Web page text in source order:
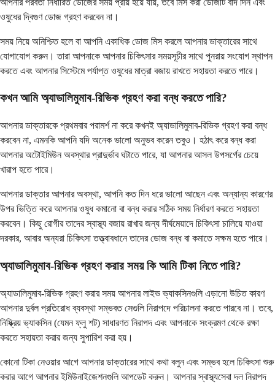
ওষুধের দ্বিগুণ ডোজ গ্রহণ করবেন না।
সময় নিয়ে অনিশ্চিত হলে বা আপনি একাধিক ডোজ মিস করলে আপনার ডাক্তারের সাথে
যোগাযোগ করুন। তারা আপনাকে আপনার চিকিৎসার সময়সূচীর সাথে পুনরায় সংযোগ স্থাপন
করতে এবং আপনার সিস্টেমে পর্যাপ্ত ওষুধের মাত্রা বজায় রাখতে সহায়তা করতে পারে।
কখন আমি অ্যাডালিমুমাব-রিভিক গ্রহণ করা বন্ধ করতে পারি?
আপনার ডাক্তারকে প্রথমবার পরামর্শ না করে কখনই অ্যাডালিমুমাব-রিভিক গ্রহণ করা বন্ধ
করবেন না, এমনকি আপনি যদি অনেক ভালো অনুভব করেন তবুও। হঠাৎ করে বন্ধ করা
আপনার অটোইমিউন অবস্থার প্রাদুর্ভাব ঘটাতে পারে, যা আপনার আসল উপসর্গের চেয়ে
খারাপ হতে পারে।
আপনার ডাক্তার আপনার অবস্থা, আপনি কত দিন ধরে ভালো আছেন এবং অন্যান্য কারণের
উপর ভিত্তি করে আপনার ওষুধ কমানো বা বন্ধ করার সঠিক সময় নির্ধারণ করতে সহায়তা
করবেন। কিছু রোগীর তাদের স্বাস্থ্য বজায় রাখার জন্য দীর্ঘমেয়াদে চিকিৎসা চালিয়ে যাওয়া
দরকার, আবার অন্যরা চিকিৎসা তত্ত্বাবধানে তাদের ডোজ বন্ধ বা কমাতে সক্ষম হতে পারে।
অ্যাডালিমুমাব-রিভিক গ্রহণ করার সময় কি আমি টিকা নিতে পারি?
অ্যাডালিমুমাব-রিভিক গ্রহণ করার সময় আপনার লাইভ ভ্যাকসিনগুলি এড়ানো উচিত কারণ
আপনার দুর্বল প্রতিরোধ ব্যবস্থা সম্ভবত সেগুলি নিরাপদে পরিচালনা করতে পারবে না। তবে,
নিষ্ক্রিয় ভ্যাকসিন (যেমন ফ্লু শট) সাধারণত নিরাপদ এবং আপনাকে সংক্রমণ থেকে রক্ষা
করতে সহায়তা করার জন্য সুপারিশ করা হয়।
কোনো টিকা নেওয়ার আগে আপনার ডাক্তারের সাথে কথা বলুন এবং সম্ভব হলে চিকিৎসা শুরু
করার আগে আপনার ইমিউনাইজেশনগুলি আপডেট করুন। আপনার স্বাস্থ্যসেবা দল নিরাপদ